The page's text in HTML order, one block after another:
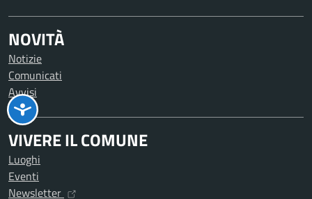
NOVITÀ
Notizie
Comunicati
Avvisi
VIVERE IL COMUNE
Luoghi
Eventi
Newsletter